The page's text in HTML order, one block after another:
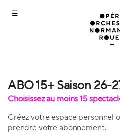
[ABO
Opéra
Orchestre
Normandie
Rouen
ABO
15+
26-
27
ABO 15+ Saison 26-
Choisissez au moins 15
Créez votre espace personnel
prendre votre abonnement.